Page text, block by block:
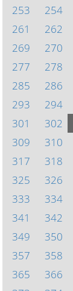
253
254
261
262
269
270
277
278
285
286
293
294
301
302
309
310
317
318
325
326
333
334
341
342
349
350
357
358
365
366